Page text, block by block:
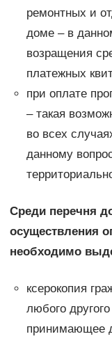
ремонтных и
доме – в
возращения
платежных
при оплате
– такая
во всех
данному
Среди перечня
осуществления
необходимо
ксерокопия
любого
принимающее